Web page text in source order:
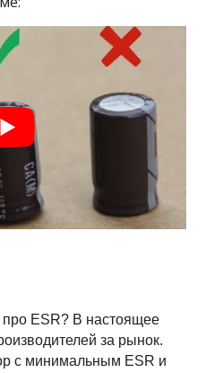
про ESR? В настоящее
за рынок.
с минимальным ESR и